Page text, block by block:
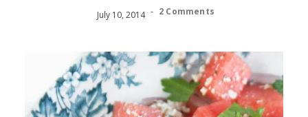
July 10, 2014 - 2 Comments